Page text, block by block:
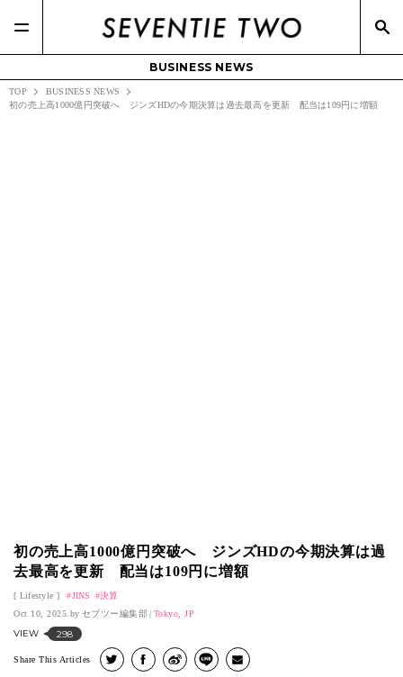
BUSINESS NEWS
TOP
BUSINESS NEWS
初の売上高1000億円突破へ ジンズHDの今期決算は過去最高を更新 配当は109円に増額
初の売上高1000億円突破へ ジンズHDの今期決算は過
去最高を更新 配当は109円に増額
Lifestyle JINS
決算
Oct 10, 2025.
セブツー編集部 Tokyo, JP
VIEW 298
Share This Articles